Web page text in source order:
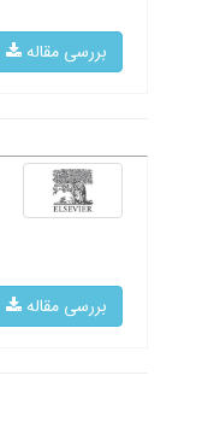
بررسی مقاله
بررسی مقاله